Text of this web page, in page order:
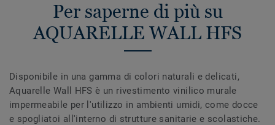
Per saperne di più su
AQUARELLE WALL HFS
Disponibile in una gamma di colori naturali e delicati,
Aquarelle Wall HFS è un rivestimento vinilico murale
impermeabile per l'utilizzo in ambienti umidi, come docce
e spogliatoi all'interno di strutture sanitarie e scolastiche.